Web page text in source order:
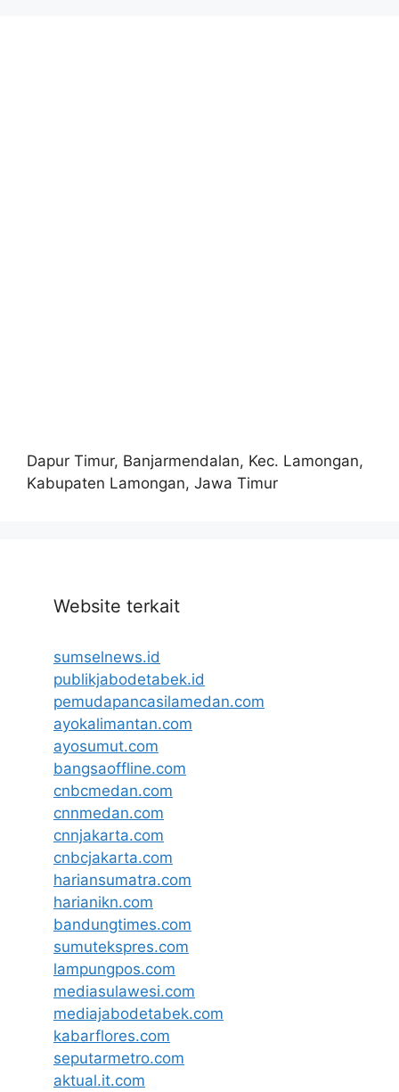
Dapur Timur, Banjarmendalan, Kec. Lamongan,
Kabupaten Lamongan, Jawa Timur
Website terkait
sumselnews.id
publikjabodetabek.id
pemudapancasilamedan.com
ayokalimantan.com
ayosumut.com
bangsaoffline.com
cnbcmedan.com
cnnmedan.com
cnnjakarta.com
cnbcjakarta.com
hariansumatra.com
harianikn.com
bandungtimes.com
sumutekspres.com
lampungpos.com
mediasulawesi.com
mediajabodetabek.com
kabarflores.com
seputarmetro.com
aktual.it.com